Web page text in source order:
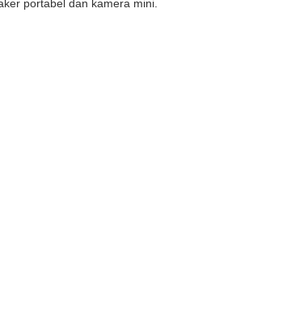
portabel dan kamera mini.